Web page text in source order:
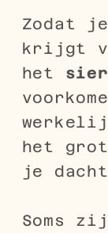
Zodat
krijgt
het
het
je
Soms